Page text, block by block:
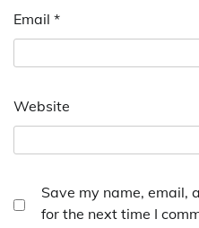
Email *
Website
Save my name, email,
for the next time I